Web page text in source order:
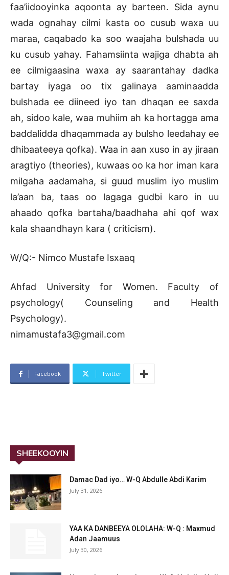
faa’iidooyinka aqoonta ay barteen. Sida aynu
wada ognahay cilmi kasta oo cusub waxa uu
maraa, caqabado ka soo waajaha bulshada uu
ku cusub yahay. Fahamsiinta wajiga dhabta ah
ee cilmigaasina waxa ay saarantahay dadka
bartay iyaga oo tix galinaya aaminaadda
bulshada ee diineed iyo tan dhaqan ee saxda
ah, sidoo kale, waa muhiim ah ka hortagga ama
baddalidda dhaqammada ay bulsho leedahay ee
dhibaateeya qofka). Waa in aan xuso in ay jiraan
aragtiyo (theories), kuwaas oo ka hor iman kara
milgaha aadamaha, si guud muslim iyo muslim
la’aan ba, taas oo lagaga gudbi karo in uu
ahaado qofka bartaha/baadhaha ahi qof wax
kala shaandhayn kara ( criticism).
W/Q:- Nimco Mustafe Isxaaq
Ahfad University for Women. Faculty of
psychology( Counseling and Health
Psychology).
nimamustafa3@gmail.com
Facebook Twitter
SHEEKOOYIN
Damac Dad iyo… W-Q Abdulle Abdi Karim
July 31, 2026
YAA KA DANBEEYA OLOLAHA: W-Q : Maxmud
Adan Jaamuus
July 30, 2026